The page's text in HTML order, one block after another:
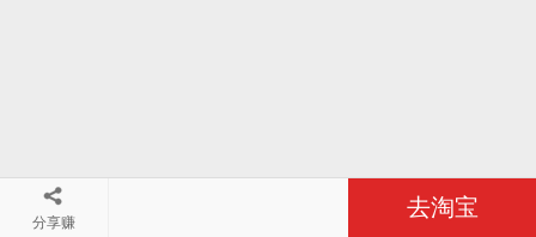
分享赚
去淘宝